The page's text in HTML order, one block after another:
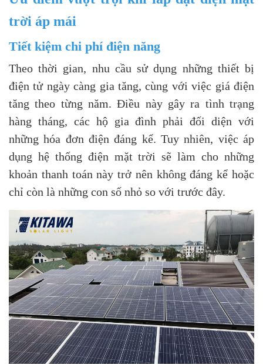
trời áp mái
Tiết kiệm chi phí điện năng
Theo thời gian, nhu cầu sử dụng những thiết bị
điện tử ngày càng gia tăng, cùng với việc giá điện
tăng theo từng năm. Điều này gây ra tình trạng
hàng tháng, các hộ gia đình phải đối diện với
những hóa đơn điện đáng kể. Tuy nhiên, việc áp
dụng hệ thống điện mặt trời sẽ làm cho những
khoản thanh toán này trở nên không đáng kể hoặc
chỉ còn là những con số nhỏ so với trước đây.